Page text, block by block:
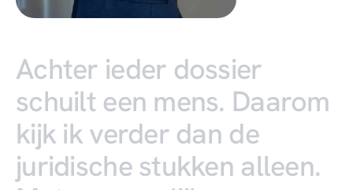
Achter ieder dossier
schuilt een mens. Daarom
kijk ikverder dan de
juridischestukken alleen.